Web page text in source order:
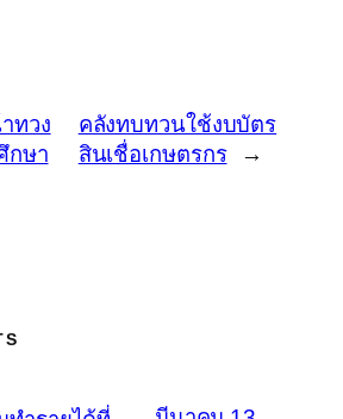
ทวง
กษา
คลังทบทวนใช้งบบัตร
สินเชื่อเกษตรกร
→